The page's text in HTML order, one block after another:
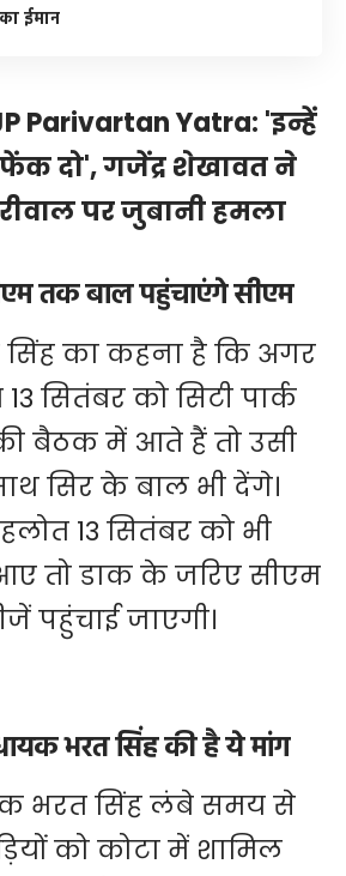
ईमान
Parivartan Yatra: 'इन्हें
दो', गजेंद्र शेखावत ने
पर जुबानी हमला
तक बाल पहुंचाएंगे सीएम
का कहना है कि अगर
सितंबर को सिटी पार्क
बैठक में आते हैं तो उसी
सिर के बाल भी देंगे।
13 सितंबर को भी
तो डाक के जरिए सीएम
पहुंचाई जाएगी।
भरत सिंह की है ये मांग
भरत सिंह लंबे समय से
को कोटा में शामिल